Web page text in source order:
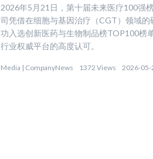
2026年5月21日，第十届未来医疗100强
司凭借在细胞与基因治疗（CGT）领域
功入选创新医药与生物制品榜TOP100榜
行业权威平台的高度认可。
Media | CompanyNews 1372 Views 2026-05-